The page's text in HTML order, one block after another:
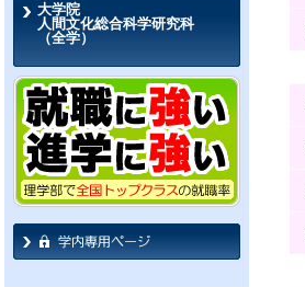
大学院
人間文化総合科学研究科
（全学）